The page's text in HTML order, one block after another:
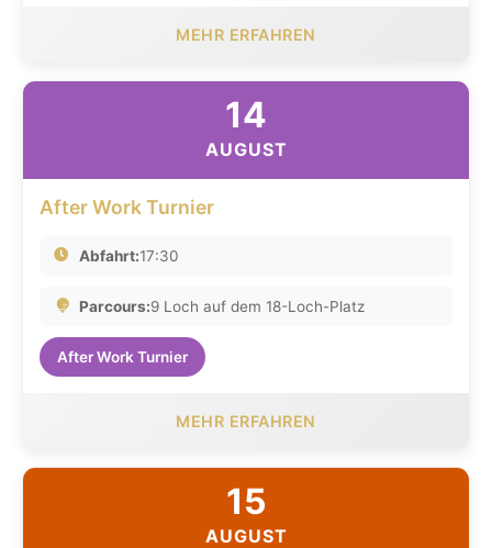
MEHR ERFAHREN
14
AUGUST
After Work Turnier
Abfahrt:17:30
Parcours:9 Loch auf dem 18-Loch-Platz
After Work Turnier
MEHR ERFAHREN
15
AUGUST